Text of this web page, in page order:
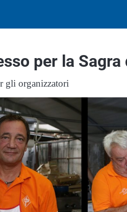
per la Sagra
gli organizzatori